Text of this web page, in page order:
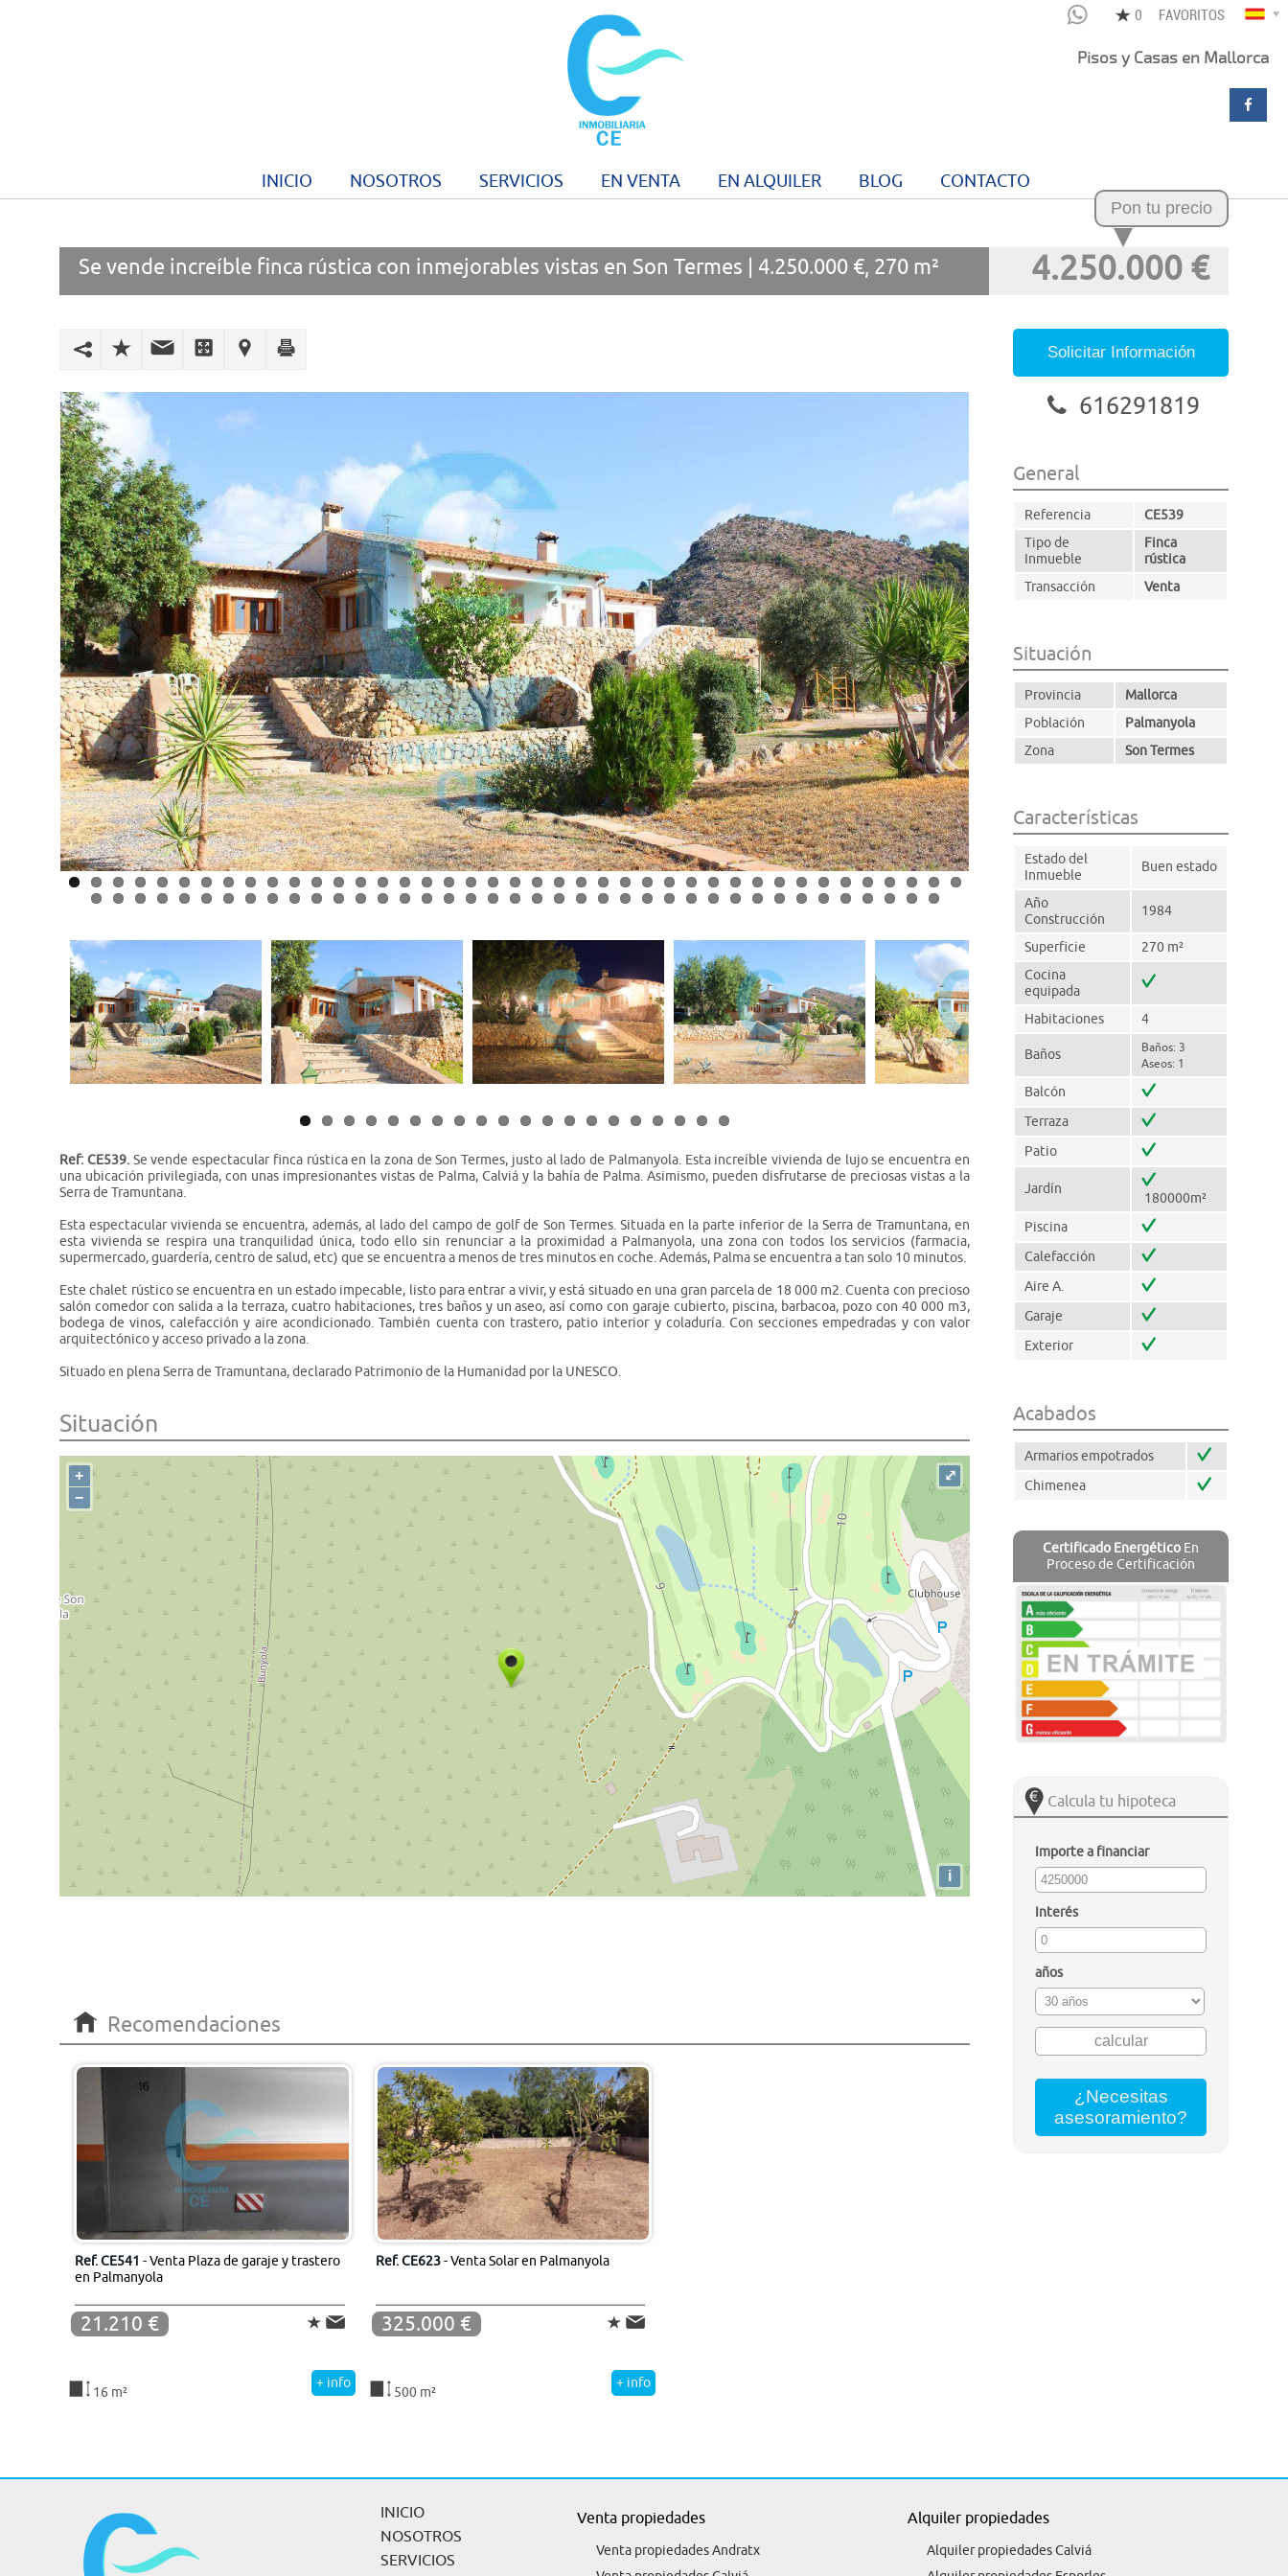
FAVORITOS
Pisos y Casas en Mallorca
INICIO NOSOTROS SERVICIOS EN VENTA EN ALQUILER BLOG CONTACTO
Se vende increíble finca rústica con inmejorables vistas en Son Termes | 4.250.000 €, 270 m²
Pon tu precio
4.250.000 €
Solicitar Información
Ref: CE539.Se vende espectacular finca rústica en la zona de Son Termes, justo al lado de Palmanyola. Esta increíble vivienda de lujo se encuentra en
una ubicación privilegiada, con unas impresionantes vistas de Palma, Calviá y la bahía de Palma. Asimismo, pueden disfrutarse de preciosas vistas a la
Serra de Tramuntana.
Esta espectacular vivienda se encuentra, además, al lado del campo de golf de Son Termes. Situada en la parte inferior de la Serra de Tramuntana, en
esta vivienda se respira una tranquilidad única, todo ello sin renunciar a la proximidad a Palmanyola, una zona con todos los servicios (farmacia,
supermercado, guardería, centro de salud, etc) que se encuentra a menos de tres minutos en coche. Además, Palma se encuentra a tan solo 10 minutos.
Este chalet rústico se encuentra en un estado impecable, listo para entrar a vivir, y está situado en una gran parcela de 18 000 m2. Cuenta con precioso
salón comedor con salida a la terraza, cuatro habitaciones, tres baños y un aseo, así como con garaje cubierto, piscina, barbacoa, pozo con 40 000 m3,
bodega de vinos, calefacción y aire acondicionado. También cuenta con trastero, patio interior y coladuría. Con secciones empedradas y con valor
arquitectónico y acceso privado a la zona.
Situado en plena Serra de Tramuntana, declarado Patrimonio de la Humanidad por la UNESCO.
Situación
+
−
i
⤢
616291819
General
Referencia
CE539
Tipo de
Inmueble
Finca
rústica
Transacción
Venta
Situación
Provincia
Mallorca
Población
Palmanyola
Zona
Son Termes
Características
Estado del
Inmueble
Buen estado
Año
Construcción
1984
Superficie
270 m²
Cocina
equipada
Habitaciones
4
Baños
Baños: 3
Aseos: 1
Balcón
Terraza
Patio
Jardín
180000m²
Piscina
Calefacción
Aire A.
Garaje
Exterior
Acabados
Armarios empotrados
Chimenea
Certificado Energético En
Proceso de Certificación
Calcula tu hipoteca
Importe a financiar
Interés
años
¿Necesitas
asesoramiento?
Recomendaciones
Ref. CE541 - Venta Plaza de garaje y trastero
en Palmanyola
21.210 €
16 m²
+ info
Ref. CE623- Venta Solar en Palmanyola
325.000 €
500 m²
+ info
INICIO
NOSOTROS
SERVICIOS
Venta propiedades
Venta propiedades Andratx
Alquiler propiedades
Alquiler propiedades Calviá